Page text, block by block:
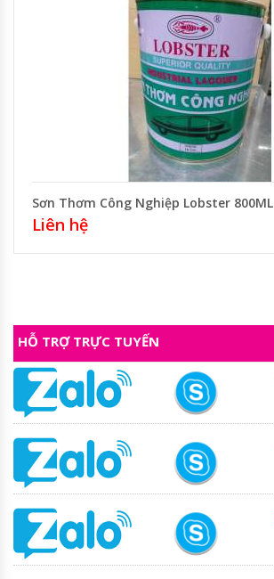
Sơn Thơm Công Nghiệp Lobster 800ML
Liên hệ
HỖ TRỢ TRỰC TUYẾN